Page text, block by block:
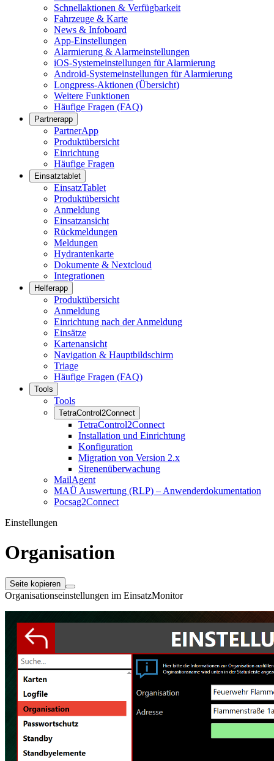
Schnellaktionen & Verfügbarkeit
Fahrzeuge & Karte
News & Infoboard
App-Einstellungen
Alarmierung & Alarmeinstellungen
iOS-Systemeinstellungen für Alarmierung
Android-Systemeinstellungen für Alarmierung
Longpress-Aktionen (Übersicht)
Weitere Funktionen
Häufige Fragen (FAQ)
Partnerapp
PartnerApp
Produktübersicht
Einrichtung
Häufige Fragen
Einsatztablet
EinsatzTablet
Produktübersicht
Anmeldung
Einsatzansicht
Rückmeldungen
Meldungen
Hydrantenkarte
Dokumente & Nextcloud
Integrationen
Helferapp
Produktübersicht
Anmeldung
Einrichtung nach der Anmeldung
Einsätze
Kartenansicht
Navigation & Hauptbildschirm
Triage
Häufige Fragen (FAQ)
Tools
Tools
TetraControl2Connect
TetraControl2Connect
Installation und Einrichtung
Konfiguration
Migration von Version 2.x
Sirenenüberwachung
MailAgent
MAÜ Auswertung (RLP) – Anwenderdokumentation
Pocsag2Connect
Einstellungen
Organisation
Seite kopieren
Organisationseinstellungen im EinsatzMonitor